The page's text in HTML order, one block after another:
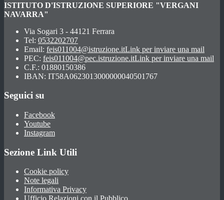
ISTITUTO D'ISTRUZIONE SUPERIORE "VERGANI
NAVARRA"
Via Sogari 3 - 44121 Ferrara
Tel: 0532202707
Email: feis011004@istruzione.itLink per inviare una mail
PEC: feis011004@pec.istruzione.itLink per inviare una mail
C.F.: 01880150386
IBAN: IT58A0623013000000040501767
Seguici su
Facebook
Youtube
Instagram
Sezione Link Utili
Cookie policy
Note legali
Informativa Privacy